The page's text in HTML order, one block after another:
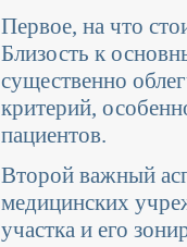
Первое, на что
Близость к
существенно
критерий,
пациентов.
Второй важный
медицинских
участка и его